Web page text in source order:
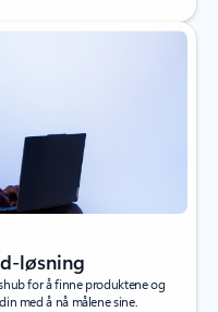
løsning
for å finne produktene og
med å nå målene sine.